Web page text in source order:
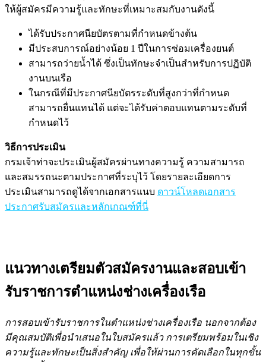
ให้ผู้สมัครมีความรู้และทักษะที่เหมาะสมกับงานดังนี้
ได้รับประกาศนียบัตรตามที่กำหนดข้างต้น
มีประสบการณ์อย่างน้อย 1 ปีในการซ่อมเครื่องยนต์
สามารถว่ายน้ำได้ ซึ่งเป็นทักษะจำเป็นสำหรับการปฏิบัติ
งานบนเรือ
ในกรณีที่มีประกาศนียบัตรระดับที่สูงกว่าที่กำหนด
สามารถยื่นแทนได้ แต่จะได้รับค่าตอบแทนตามระดับที่
กำหนดไว้
วิธีการประเมิน
กรมเจ้าท่าจะประเมินผู้สมัครผ่านทางความรู้ ความสามารถ
และสมรรถนะตามประกาศที่ระบุไว้ โดยรายละเอียดการ
ประเมินสามารถดูได้จากเอกสารแนบ ดาวน์โหลดเอกสาร
ประกาศรับสมัครและหลักเกณฑ์ที่นี่
แนวทางเตรียมตัวสมัครงานและสอบเข้า
รับราชการตำแหน่งช่างเครื่องเรือ
การสอบเข้ารับราชการในตำแหน่งช่างเครื่องเรือ นอกจากต้อง
มีคุณสมบัติเพื่อนำเสนอในใบสมัครแล้ว การเตรียมพร้อมในเชิง
ความรู้และทักษะเป็นสิ่งสำคัญ เพื่อให้ผ่านการคัดเลือกในทุกขั้น